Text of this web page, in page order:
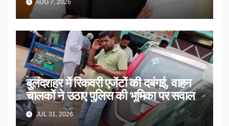
AUG 7, 2026
बुलंदशहर में रिकवरी एजेंटों की दबंगई, वाहन
चालकों ने उठाए पुलिस की भूमिका पर सवाल
JUL 31, 2026